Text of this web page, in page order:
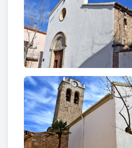
Lafaçana principal, és obra de
segle XIX (1869-1870).
mig punt, amb guardapols, en
un mosaic que representa un
ha un crismó, tot voltat pel text
el cep, vosaltres sou els
refacció de l'accés principal
Exteriorment destaca el
singularment damunt el
segles XVI i XVII i és de planta